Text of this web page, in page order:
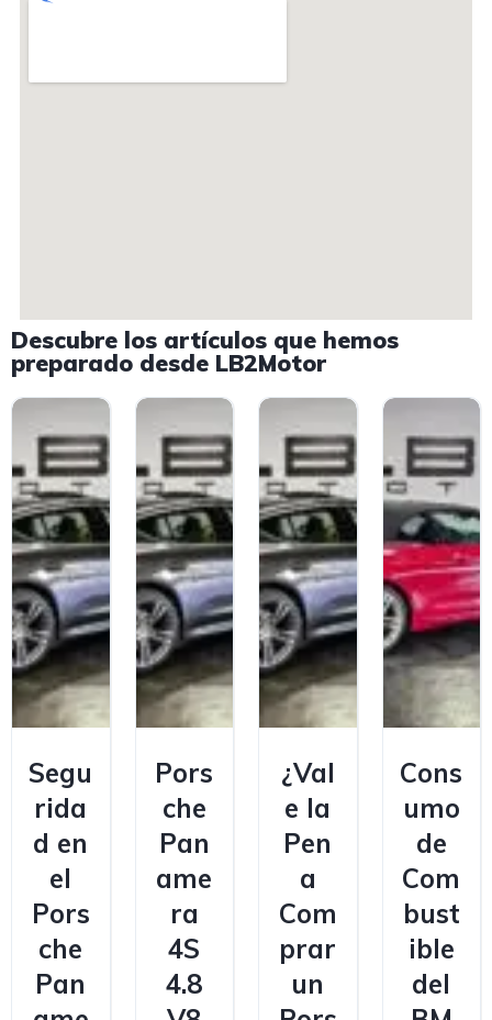
Descubre los artículos que hemos
preparado desde LB2Motor
Segu
rida
d en
el
Pors
che
Pan
Pors
che
Pan
ame
ra
4S
4.8
¿Val
e la
Pen
a
Com
prar
un
Cons
umo
de
Com
bust
ible
del